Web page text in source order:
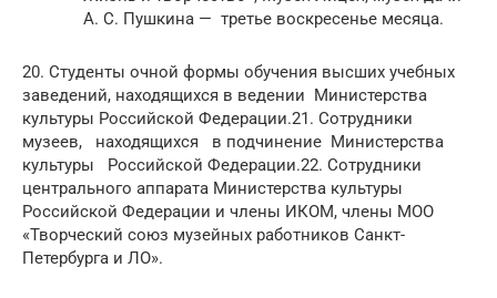
А. С. Пушкина — третье воскресенье месяца.
20. Студенты очной формы обучения высших учебных
заведений, находящихся в ведении Министерства
культуры Российской Федерации.21. Сотрудники
музеев, находящихся в подчинение Министерства
культуры Российской Федерации.22. Сотрудники
центрального аппарата Министерства культуры
Российской Федерации и члены ИКОМ, члены МОО
«Творческий союз музейных работников Санкт-
Петербурга и ЛО».